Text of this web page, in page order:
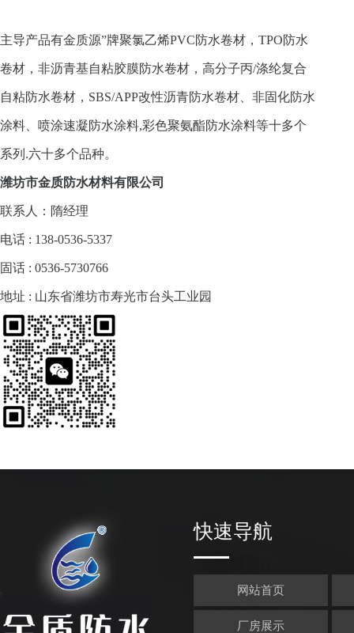
主导产品有金质源”牌聚氯乙烯PVC防水卷材，TPO防水
卷材，非沥青基自粘胶膜防水卷材，高分子丙/涤纶复合
自粘防水卷材，SBS/APP改性沥青防水卷材、非固化防水
涂料、喷涂速凝防水涂料,彩色聚氨酯防水涂料等十多个
系列.六十多个品种。
潍坊市金质防水材料有限公司
联系人：隋经理
电话 : 138-0536-5337
固话 : 0536-5730766
地址 : 山东省潍坊市寿光市台头工业园
快速导航
网站首页
厂房展示